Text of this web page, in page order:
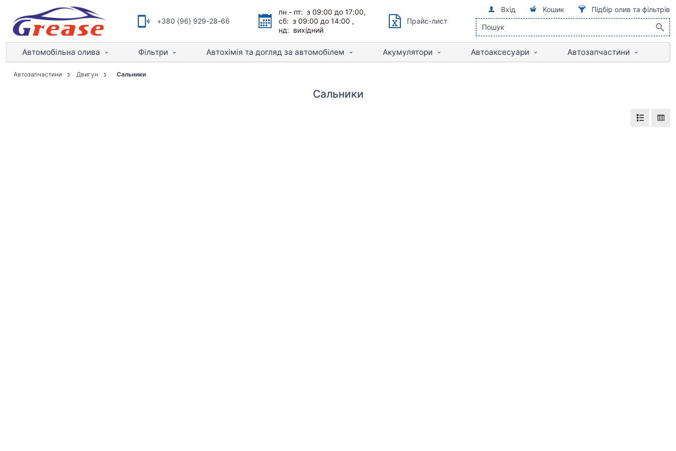
+380 (96) 929-28-66
пн - пт: з 09:00 до 17:00,
сб: з 09:00 до 14:00 ,
нд: вихідний
Прайс-лист
Вхід Кошик Підбір олив та фільтрів
Автомобільна олива Фільтри Автохімія та догляд за автомобілем Акумулятори Автоаксесуари Автозапчастини
Автозапчастини Двигун Сальники
Сальники